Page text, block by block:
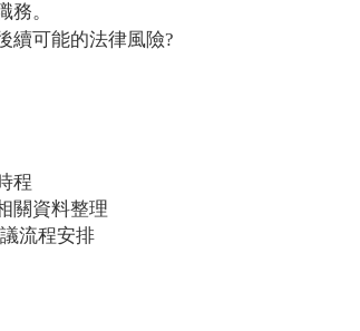
。
續可能的法律風險?
程
關資料整理
流程安排